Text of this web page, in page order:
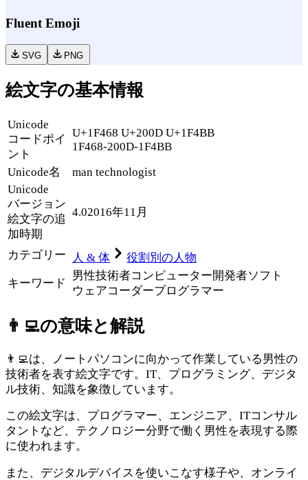
Fluent Emoji
SVG PNG
絵文字の基本情報
Unicode
コードポイ
ント
U+1F468 U+200D U+1F4BB
1F468-200D-1F4BB
Unicode名
man technologist
Unicode
バージョン
絵文字の追
加時期
4.02016年11月
カテゴリー 人 & 体
役割別の人物
キーワード
男性技術者コンピューター開発者ソフト
ウェアコーダープログラマー
👨‍💻の意味と解説
👨‍💻は、ノートパソコンに向かって作業している男性の
技術者を表す絵文字です。IT、プログラミング、デジタ
ル技術、知識を象徴しています。
この絵文字は、プログラマー、エンジニア、ITコンサル
タントなど、テクノロジー分野で働く男性を表現する際
に使われます。
また、デジタルデバイスを使いこなす様子や、オンライ